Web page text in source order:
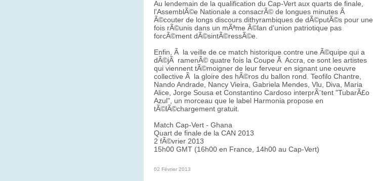
Au lendemain de la qualification du Cap-Vert aux quarts de finale,
l'AssemblÃ©e Nationale a consacrÃ© de longues minutes Ã
Ã©couter de longs discours dithyrambiques de dÃ©putÃ©s pour une
fois rÃ©unis dans un mÃªme Ã©lan d'union patriotique pas
forcÃ©ment dÃ©sintÃ©ressÃ©e.
Enfin, Ã la veille de ce match historique contre une Ã©quipe qui a
dÃ©jÃ ramenÃ© quatre fois la Coupe Ã Accra, ce sont les artistes
qui viennent tÃ©moigner de leur ferveur en signant une oeuvre
collective Ã la gloire des hÃ©ros du ballon rond. Teofilo Chantre,
Nando Andrade, Nancy Vieira, Gabriela Mendes, Vlu, Diva, Maria
Alice, Jorge Sousa et Constantino Cardoso interprÃ¨tent "TubarÃ£o
Azul", un morceau que le label Harmonia propose en
tÃ©lÃ©chargement gratuit.
Match Cap-Vert - Ghana
Quart de finale de la CAN 2013
2 fÃ©vrier 2013
15h00 GMT (16h00 en France, 14h00 au Cap-Vert)
02 Février 2013